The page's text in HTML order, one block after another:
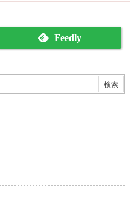
Feedly